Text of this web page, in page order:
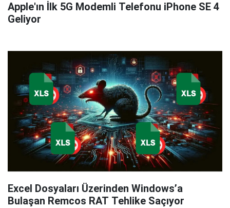
Apple'ın İlk 5G Modemli Telefonu iPhone SE 4
Geliyor
Excel Dosyaları Üzerinden Windows’a
Bulaşan Remcos RAT Tehlike Saçıyor